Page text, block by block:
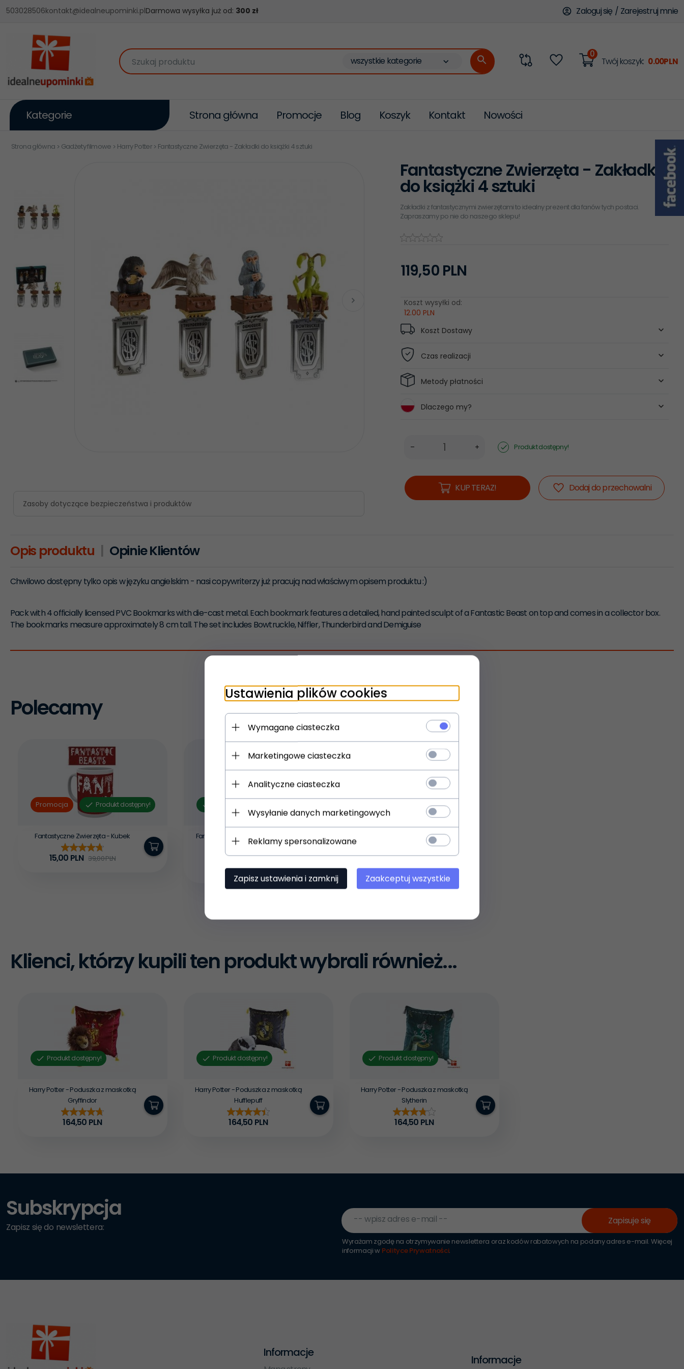
503028506kontakt@idealneupominki.plDarmowa wysyłka już od: 300 zł Zaloguj się / Zarejestruj mnie
Szukaj produktu categories_searcher
wszystkie kategorie
0
Twój koszyk: 0.00PLN
Kategorie Strona główna Promocje Blog Koszyk Kontakt Nowości
Strona główna Gadżety filmowe Harry Potter Fantastyczne Zwierzęta - Zakładki do książki 4 sztuki
Zasoby dotyczące bezpieczeństwa i produktów
Fantastyczne Zwierzęta - Zakładki
do książki 4 sztuki
Zakładki z fantastycznymi zwierzętami to idealny prezent dla fanów tych postaci.
Zapraszamy po nie do naszego sklepu!
119,50 PLN
Koszt wysyłki od:
12.00 PLN
Koszt Dostawy
Czas realizacji
Metody płatności
Dlaczego my?
Produkt dostępny!
KUP TERAZ! Dodaj do przechowalni
Opis produktu Opinie Klientów
Chwilowo dostępny tylko opis w języku angielskim - nasi copywriterzy już pracują nad właściwym opisem produktu :)
Pack with 4 officially licensed PVC Bookmarks with die-cast metal. Each bookmark features a detailed, hand painted sculpt of a Fantastic Beast on top and comes in a collector box.
The bookmarks measure approximately 8 cm tall. The set includes Bowtruckle, Niffler, Thunderbird and Demiguise
Polecamy
Promocja Produkt dostępny!
Fantastyczne Zwierzęta - Kubek
15,00 PLN 39,00 PLN
Fantastyczne zwierzęta - Maskotka
Nieśmiałek 35 cm Patyczak
93,50PLN
Klienci, którzy kupili ten produkt wybrali również...
Produkt dostępny!
Harry Potter - Poduszka z maskotką
Gryffindor
164,50 PLN
Produkt dostępny!
Harry Potter - Poduszka z maskotką
Hufflepuff
164,50 PLN
Produkt dostępny!
Harry Potter - Poduszka z maskotką
Slytherin
164,50 PLN
Subskrypcja
Zapisz się do newslettera:
-- wpisz adres e-mail -- Zapisuje się
Wyrażam zgodę na otrzymywanie newslettera oraz kodów rabatowych na podany adres e-mail. Więcej
informacji w Polityce Prywatności.
Informacje
Informacje
Ustawienia plików cookies
Wymagane ciasteczka
Marketingowe ciasteczka
Analityczne ciasteczka
Wysyłanie danych marketingowych
Reklamy spersonalizowane
Zapisz ustawienia i zamknij Zaakceptuj wszystkie